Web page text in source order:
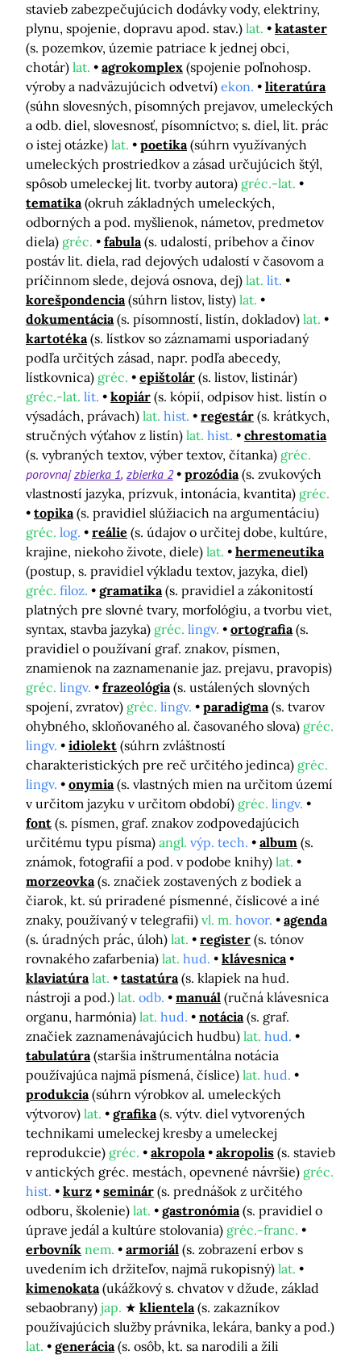
stavieb zabezpečujúcich dodávky vody, elektriny,
plynu, spojenie, dopravu apod. stav.) lat.
kataster
(s. pozemkov, územie patriace k jednej obci,
chotár) lat. agrokomplex (spojenie poľnohosp.
výroby a nadväzujúcich odvetví) ekon.
literatúra
(súhn slovesných, písomných prejavov, umeleckých
a odb. diel, slovesnosť, písomníctvo; s. diel, lit. prác
o istej otázke) lat. poetika (súhrn využívaných
umeleckých prostriedkov a zásad určujúcich štýl,
spôsob umeleckej lit. tvorby autora) gréc.-lat.
tematika (okruh základných umeleckých,
odborných a pod. myšlienok, námetov, predmetov
diela) gréc. fabula (s. udalostí, príbehov a činov
postáv lit. diela, rad dejových udalostí v časovom a
príčinnom slede, dejová osnova, dej) lat. lit.
korešpondencia (súhrn listov, listy) lat.
dokumentácia (s. písomností, listín, dokladov) lat.
kartotéka (s. lístkov so záznamami usporiadaný
podľa určitých zásad, napr. podľa abecedy,
lístkovnica) gréc. epištolár (s. listov, listinár)
gréc.-lat. lit. kopiár (s. kópií, odpisov hist. listín o
výsadách, právach) lat. hist. regestár (s. krátkych,
stručných výťahov z listín) lat. hist.
chrestomatia
(s. vybraných textov, výber textov, čítanka) gréc.
porovnajzbierka 1 zbierka 2 prozódia (s. zvukových
vlastností jazyka, prízvuk, intonácia, kvantita) gréc.
topika (s. pravidiel slúžiacich na argumentáciu)
gréc. log. reálie (s. údajov o určitej dobe, kultúre,
krajine, niekoho živote, diele) lat.
hermeneutika
(postup, s. pravidiel výkladu textov, jazyka, diel)
gréc. filoz. gramatika (s. pravidiel a zákonitostí
platných pre slovné tvary, morfológiu, a tvorbu viet,
syntax, stavba jazyka) gréc. lingv. ortografia (s.
pravidiel o používaní graf. znakov, písmen,
znamienok na zaznamenanie jaz. prejavu, pravopis)
gréc. lingv. frazeológia (s. ustálených slovných
spojení, zvratov) gréc. lingv. paradigma (s. tvarov
ohybného, skloňovaného al. časovaného slova) gréc.
lingv.
idiolekt (súhrn zvláštností
charakteristických pre reč určitého jedinca) gréc.
lingv.
onymia (s. vlastných mien na určitom území
v určitom jazyku v určitom období) gréc. lingv.
font (s. písmen, graf. znakov zodpovedajúcich
určitému typu písma) angl. výp. tech. album (s.
známok, fotografií a pod. v podobe knihy) lat.
morzeovka (s. značiek zostavených z bodiek a
čiarok, kt. sú priradené písmenné, číslicové a iné
znaky, používaný v telegrafii) vl. m. hovor.
agenda
(s. úradných prác, úloh) lat. register (s. tónov
rovnakého zafarbenia) lat. hud.
klávesnica
klaviatúra lat. tastatúra (s. klapiek na hud.
nástroji a pod.) lat. odb. manuál (ručná klávesnica
organu, harmónia) lat. hud. notácia (s. graf.
značiek zaznamenávajúcich hudbu) lat. hud.
tabulatúra (staršia inštrumentálna notácia
používajúca najmä písmená, číslice) lat. hud.
produkcia (súhrn výrobkov al. umeleckých
výtvorov) lat. grafika (s. výtv. diel vytvorených
technikami umeleckej kresby a umeleckej
reprodukcie) gréc. akropola akropolis (s. stavieb
v antických gréc. mestách, opevnené návršie) gréc.
hist.
kurz seminár (s. prednášok z určitého
odboru, školenie) lat. gastronómia (s. pravidiel o
úprave jedál a kultúre stolovania) gréc.-franc.
erbovník nem. armoriál (s. zobrazení erbov s
uvedením ich držiteľov, najmä rukopisný) lat.
kimenokata (ukážkový s. chvatov v džude, základ
sebaobrany) jap. klientela (s. zakazníkov
používajúcich služby právnika, lekára, banky a pod.)
lat.
generácia (s. osôb, kt. sa narodili a žili